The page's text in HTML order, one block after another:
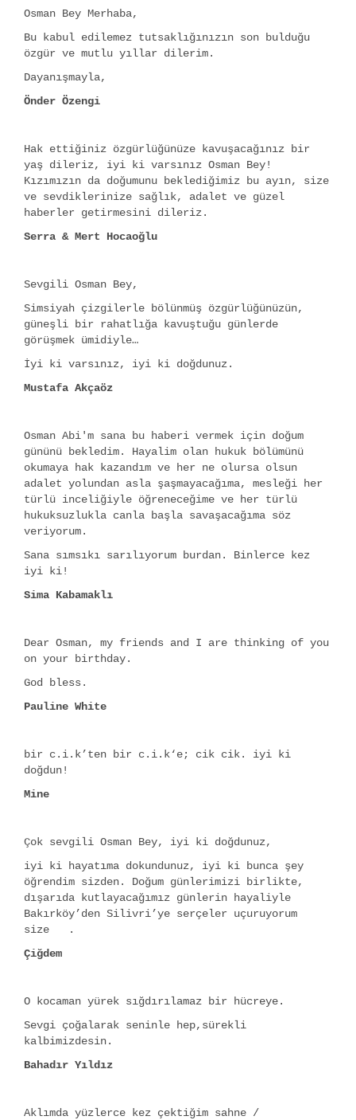
Osman Bey Merhaba,
Bu kabul edilemez tutsaklığınızın son bulduğu
özgür ve mutlu yıllar dilerim.
Dayanışmayla,
Önder Özengi
Hak ettiğiniz özgürlüğünüze kavuşacağınız bir
yaş dileriz, iyi ki varsınız Osman Bey!
Kızımızın da doğumunu beklediğimiz bu ayın, size
ve sevdiklerinize sağlık, adalet ve güzel
haberler getirmesini dileriz.
Serra & Mert Hocaoğlu
Sevgili Osman Bey,
Simsiyah çizgilerle bölünmüş özgürlüğünüzün,
güneşli bir rahatlığa kavuştuğu günlerde
görüşmek ümidiyle…
İyi ki varsınız, iyi ki doğdunuz.
Mustafa Akçaöz
Osman Abi'm sana bu haberi vermek için doğum
gününü bekledim. Hayalim olan hukuk bölümünü
okumaya hak kazandım ve her ne olursa olsun
adalet yolundan asla şaşmayacağıma, mesleği her
türlü inceliğiyle öğreneceğime ve her türlü
hukuksuzlukla canla başla savaşacağıma söz
veriyorum.
Sana sımsıkı sarılıyorum burdan. Binlerce kez
iyi ki!
Sima Kabamaklı
Dear Osman, my friends and I are thinking of you
on your birthday.
God bless.
Pauline White
bir c.i.k’ten bir c.i.k‘e; cik cik. iyi ki
doğdun!
Mine
Çok sevgili Osman Bey, iyi ki doğdunuz,
iyi ki hayatıma dokundunuz, iyi ki bunca şey
öğrendim sizden. Doğum günlerimizi birlikte,
dışarıda kutlayacağımız günlerin hayaliyle
Bakırköy’den Silivri’ye serçeler uçuruyorum
size .
Çiğdem
O kocaman yürek sığdırılamaz bir hücreye.
Sevgi çoğalarak seninle hep,sürekli
kalbimizdesin.
Bahadır Yıldız
Aklımda yüzlerce kez çektiğim sahne /